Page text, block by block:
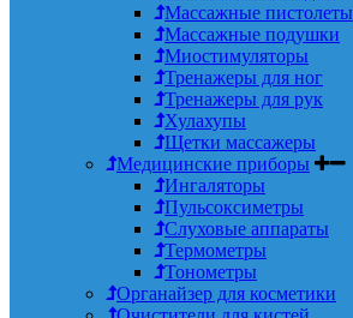
Массажные пистолеты
Массажные подушки
Миостимуляторы
Тренажеры для ног
Тренажеры для рук
Хулахупы
Щетки массажеры
Медицинские приборы
Ингаляторы
Пульсоксиметры
Слуховые аппараты
Термометры
Тонометры
Органайзер для косметики